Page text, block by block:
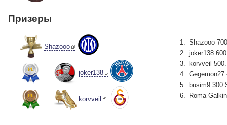
Призеры
Shazooo
joker138
korvveil
Shazooo
joker138
korvveil
Gegemon27
busim9
Roma-